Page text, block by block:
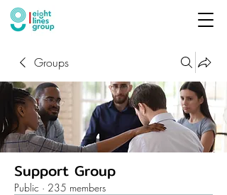
Groups
Support Group
Public · 235 members